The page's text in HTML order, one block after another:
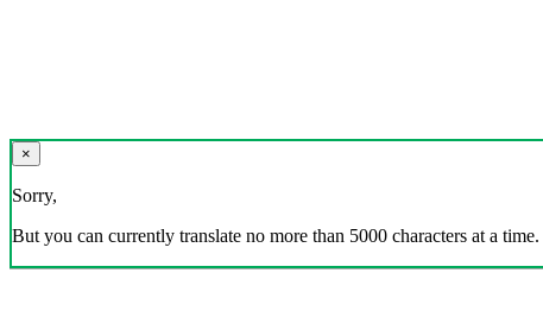
×
Sorry,
But you can currently translate no more than 5000 characters at a time.